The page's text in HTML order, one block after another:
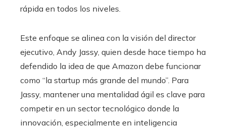
rápida en todos los niveles.
Este enfoque se alinea con la visión del director
ejecutivo, Andy Jassy, quien desde hace tiempo ha
defendido la idea de que Amazon debe funcionar
como “la startup más grande del mundo”. Para
Jassy, mantener una mentalidad ágil es clave para
competir en un sector tecnológico donde la
innovación, especialmente en inteligencia